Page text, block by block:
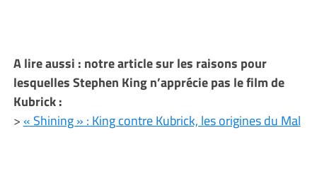
A lire aussi : notre article sur les raisons pour
lesquelles Stephen King n’apprécie pas le film de
Kubrick :
>« Shining » : King contre Kubrick, les origines du Mal